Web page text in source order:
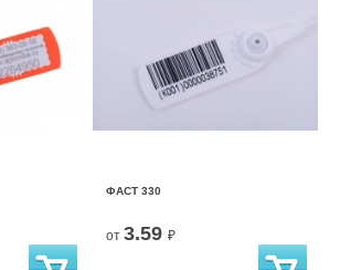
ФАСТ 330
от 3.59 ₽